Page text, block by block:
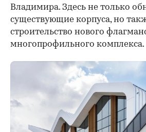
Владимира. Здесь не только
существующие корпуса, но
строительство нового
многопрофильного комплекса.